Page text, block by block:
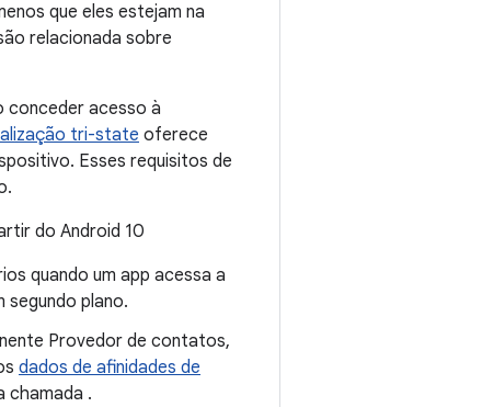
que eles estejam na
relacionada sobre
conceder acesso à
tri-state oferece
Esses requisitos de
do Android 10
quando um app acessa a
segundo plano.
Provedor de contatos,
dados de afinidades de
chamada .